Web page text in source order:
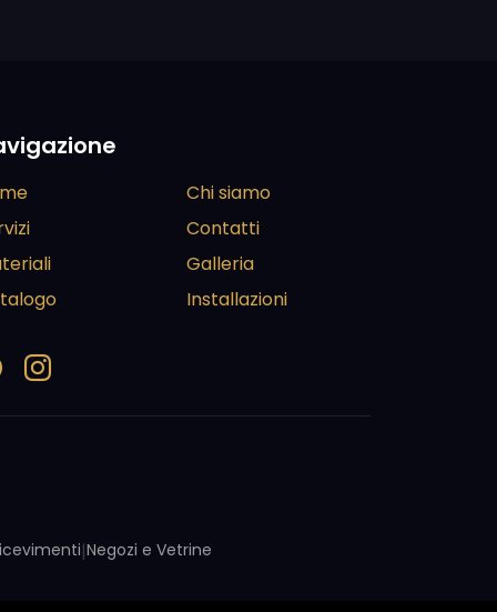
Chi siamo
Contatti
Galleria
Installazioni
|Negozi e Vetrine